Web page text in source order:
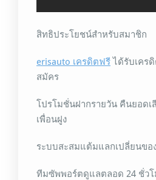
สิทธิประโยชน์สำหรับสมาชิก
erisauto เครดิตฟรีได้รับเคร
สมัคร
โปรโมชั่นฝากรายวัน คืนยอด
เพื่อนฝูง
ระบบสะสมแต้มแลกเปลี่ยนขอ
ทีมซัพพอร์ตดูแลตลอด 24 ชั่ว